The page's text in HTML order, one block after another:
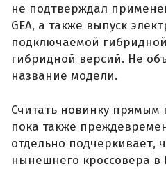
не подтверждал
GEA, а также выпуск
подключаемой
гибридной версий. Не
название модели.
Считать новинку прямым
пока также
отдельно подчеркивает,
нынешнего кроссовера в